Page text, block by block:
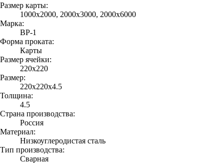
Размер карты:
1000х2000, 2000х3000, 2000х6000
Марка:
ВР-1
Форма проката:
Карты
Размер ячейки:
220х220
Размер:
220х220х4.5
Толщина:
4.5
Страна производства:
Россия
Материал:
Низкоуглеродистая сталь
Тип производства:
Сварная